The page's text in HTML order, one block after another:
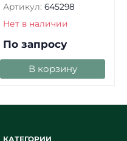
Артикул: 645298
Нет в наличии
По запросу
В корзину
КАТЕГОРИИ